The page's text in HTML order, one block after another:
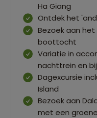
Ha Giang
Ontdek het
Bezoek aan het
boottocht
Variatie in
nachttrein en
Dagexcursie
Island
Bezoek aan
met een